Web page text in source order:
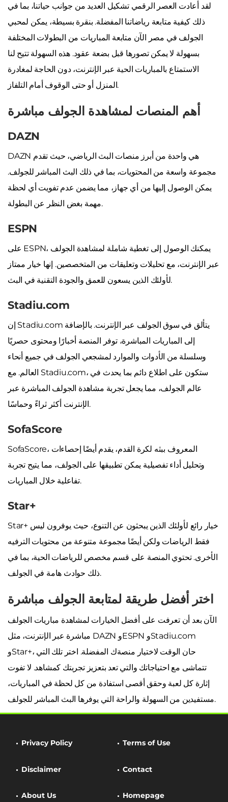
لقد أعادت العصر الرقمي تشكيل العديد من جوانب حياتنا، بما في
ذلك كيفية متابعة رياضاتنا المفضلة. بنقرة بسيطة، يمكن لمحبي
الجولف في مصر الآن متابعة المباريات من البطولات المختلفة
بسهولة لا يمكن تصورها قبل بضعة عقود. هذه السهولة تتيح لنا
الاستمتاع بالمباريات الحية عبر الإنترنت، دون الحاجة لمغادرة
المنزل أو حتى الوقوف أمام التلفاز.
أهم المنصات لمشاهدة الجولف مباشرة
DAZN
DAZN هي واحدة من أبرز منصات البث الرياضي، حيث تقدم
مجموعة واسعة من المحتويات، بما في ذلك البث المباشر للجولف.
يمكن الوصول إليها من أي جهاز، مما يضمن عدم تفويت أي لحظة
مهمة بغض النظر عن البطولة.
ESPN
على ESPN، يمكنك الوصول إلى تغطية شاملة لمشاهدة الجولف
عبر الإنترنت، مع تحليلات وتعليقات من المتخصصين. إنها خيار ممتاز
لأولئك الذين يسعون للعمق والجودة التقنية في البث.
Stadiu.com
إن Stadiu.com يتألق في سوق الجولف عبر الإنترنت. بالإضافة
إلى المباريات المباشرة، توفر المنصة أخبارًا ومحتوى حصريًا
وسلسلة من الأدوات والموارد لمشجعي الجولف في جميع أنحاء
العالم. مع Stadiu.com، ستكون على اطلاع دائم بما يحدث في
عالم الجولف، مما يجعل تجربة مشاهدة الجولف المباشرة عبر
الإنترنت أكثر ثراءً وحماسًا.
SofaScore
SofaScore، المعروف ببثه لكرة القدم، يقدم أيضًا إحصاءات
وتحليل أداء تفصيلية يمكن تطبيقها على الجولف، مما يتيح تجربة
تفاعلية خلال المباريات.
Star+
Star+ خيار رائع لأولئك الذين يبحثون عن التنوع، حيث يوفرون ليس
فقط الرياضات ولكن أيضًا مجموعة متنوعة من محتويات الترفيه
الأخرى. تحتوي المنصة على قسم مخصص للرياضات الحية، بما في
ذلك حوادث هامة في الجولف.
اختر أفضل طريقة لمتابعة الجولف مباشرة
الآن بعد أن تعرفت على أفضل الخيارات لمشاهدة مباريات الجولف
مباشرة عبر الإنترنت، مثل DAZN وESPN وStadiu.com
وStar+، حان الوقت لاختيار منصةك المفضلة. اختر تلك التي
تتماشى مع احتياجاتك والتي تعد بتعزيز تجربتك كمشاهد. لا تفوت
إثارة كل لعبة وحقق أقصى استفادة من كل لحظة في المباريات،
مستفيدين من السهولة والراحة التي يوفرها البث المباشر للجولف.
Privacy Policy Terms of Use
Disclaimer Contact
About Us Homepage